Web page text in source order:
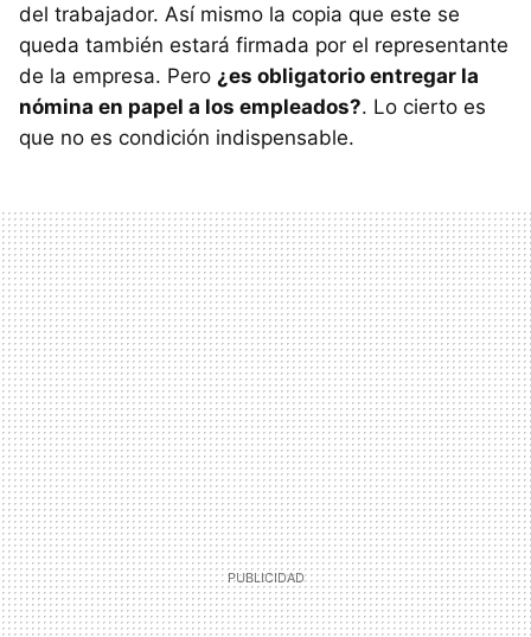
del trabajador. Así mismo la copia que este se
queda también estará firmada por el representante
de la empresa. Pero ¿es obligatorio entregar la
nómina en papel a los empleados?. Lo cierto es
que no es condición indispensable.